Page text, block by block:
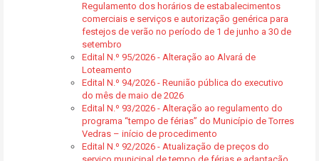
Regulamento dos horários de estabalecimentos
comerciais e serviços e autorização genérica para
festejos de verão no período de 1 de junho a 30 de
setembro
Edital N.º 95/2026 - Alteração ao Alvará de
Loteamento
Edital N.º 94/2026 - Reunião pública do executivo
do mês de maio de 2026
Edital N.º 93/2026 - Alteração ao regulamento do
programa “tempo de férias” do Município de Torres
Vedras – início de procedimento
Edital N.º 92/2026 - Atualização de preços do